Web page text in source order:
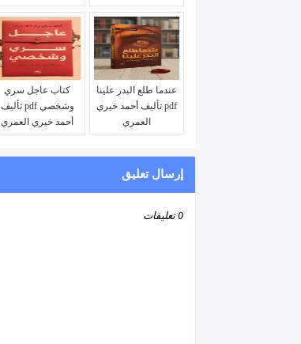
عندما طلع البدر علينا
pdf تأليف أحمد خيري
العمري
كتاب عاجل سري
وشخصي pdf تأليف
أحمد خيري العمري
إرسال تعليق
0 تعليقات